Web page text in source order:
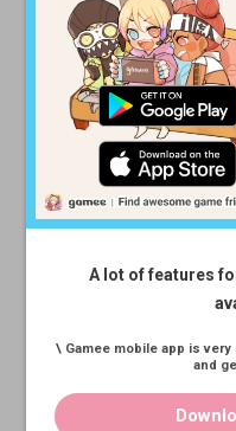
A lot of features
\ Gamee mobile app is
and
\ 固定フレン
Gameeのア